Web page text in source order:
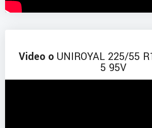
Video o UNIROYAL 225/55
5 95V